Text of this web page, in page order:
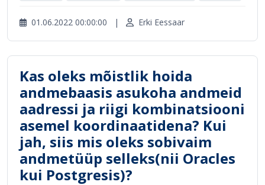
01.06.2022 00:00:00 | Erki Eessaar
Kas oleks mõistlik hoida
andmebaasis asukoha andmeid
aadressi ja riigi kombinatsiooni
asemel koordinaatidena? Kui
jah, siis mis oleks sobivaim
andmetüüp selleks(nii Oracles
kui Postgresis)?